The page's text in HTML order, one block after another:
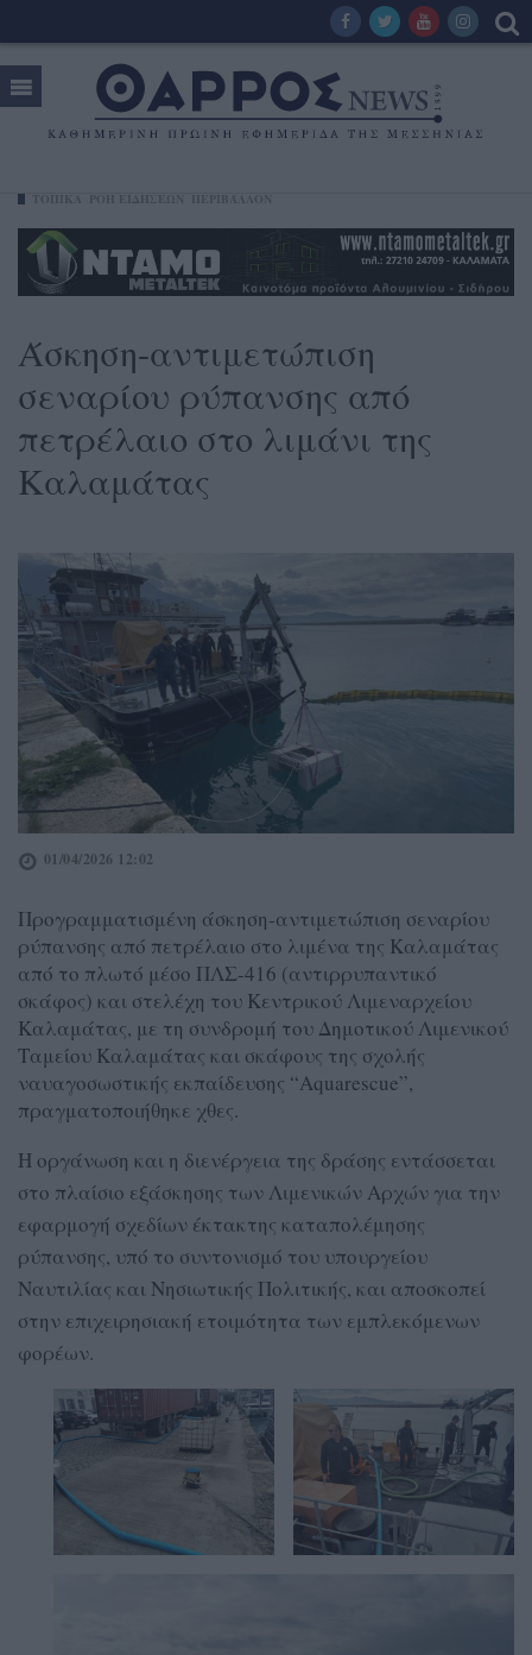
Άσκηση-αντιμετώπιση
σεναρίου ρύπανσης από
πετρέλαιο στο λιμάνι της
Καλαμάτας
01/04/2026 12:02
Προγραμματισμένη άσκηση-αντιμετώπιση σεναρίου
ρύπανσης από πετρέλαιο στο λιμένα της Καλαμάτας
από το πλωτό μέσο ΠΛΣ-416 (αντιρρυπαντικό
σκάφος) και στελέχη του Κεντρικού Λιμεναρχείου
Καλαμάτας, με τη συνδρομή του Δημοτικού Λιμενικού
Ταμείου Καλαμάτας και σκάφους της σχολής
ναυαγοσωστικής εκπαίδευσης “Aquarescue”,
πραγματοποιήθηκε χθες.
Η οργάνωση και η διενέργεια της δράσης εντάσσεται
στο πλαίσιο εξάσκησης των Λιμενικών Αρχών για την
εφαρμογή σχεδίων έκτακτης καταπολέμησης
ρύπανσης, υπό το συντονισμό του υπουργείου
Ναυτιλίας και Νησιωτικής Πολιτικής, και αποσκοπεί
στην επιχειρησιακή ετοιμότητα των εμπλεκόμενων
φορέων.